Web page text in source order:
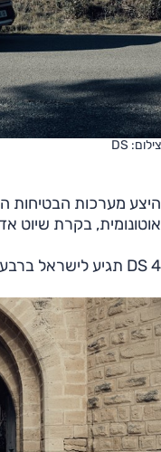
צילום: DS
היצע מערכות הבטיחות
אוטונומית, בקרת שיוט
DS 4 תגיע לישראל ברבעון האחרון של 2021.